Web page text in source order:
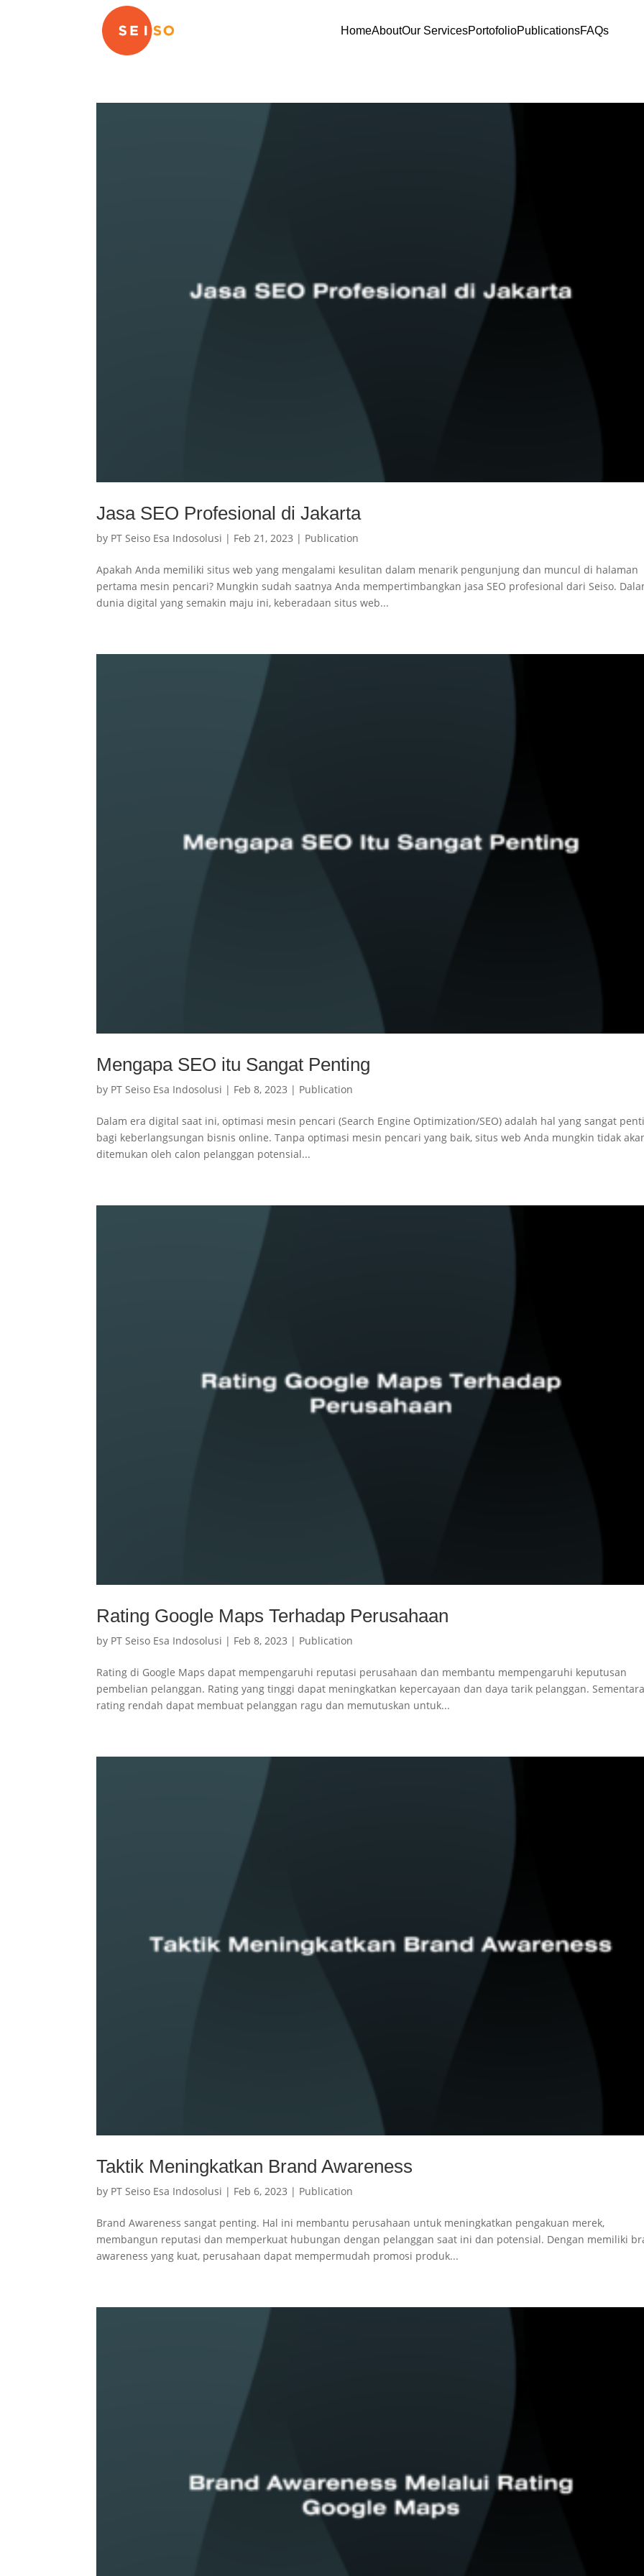
HomeAboutOur ServicesPortofolioPublicationsFAQs
Jasa SEO Profesional di Jakarta
by PT Seiso Esa Indosolusi | Feb 21, 2023 | Publication
Apakah Anda memiliki situs web yang mengalami kesulitan dalam menarik pengunjung dan muncul di halaman
pertama mesin pencari? Mungkin sudah saatnya Anda mempertimbangkan jasa SEO profesional dari Seiso.
dunia digital yang semakin maju ini, keberadaan situs web...
Mengapa SEO itu Sangat Penting
by PT Seiso Esa Indosolusi | Feb 8, 2023 | Publication
Dalam era digital saat ini, optimasi mesin pencari (Search Engine Optimization/SEO) adalah hal yang sangat
bagi keberlangsungan bisnis online. Tanpa optimasi mesin pencari yang baik, situs web Anda mungkin tidak
ditemukan oleh calon pelanggan potensial...
Rating Google Maps Terhadap Perusahaan
by PT Seiso Esa Indosolusi | Feb 8, 2023 | Publication
Rating di Google Maps dapat mempengaruhi reputasi perusahaan dan membantu mempengaruhi keputusan
pembelian pelanggan. Rating yang tinggi dapat meningkatkan kepercayaan dan daya tarik pelanggan.
rating rendah dapat membuat pelanggan ragu dan memutuskan untuk...
Taktik Meningkatkan Brand Awareness
by PT Seiso Esa Indosolusi | Feb 6, 2023 | Publication
Brand Awareness sangat penting. Hal ini membantu perusahaan untuk meningkatkan pengakuan merek,
membangun reputasi dan memperkuat hubungan dengan pelanggan saat ini dan potensial. Dengan memiliki
awareness yang kuat, perusahaan dapat mempermudah promosi produk...